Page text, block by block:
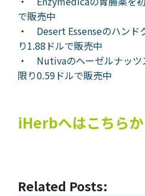
で販売中
・ Desert Essenseのハン
り1.88ドルで販売中
・ Nutivaのヘーゼルナッ
限り0.59ドルで販売中
iHerbへはこちらか
Related Posts: